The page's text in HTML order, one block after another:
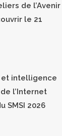
de l’Avenir
le 21
et intelligence
l’Internet
SMSI 2026